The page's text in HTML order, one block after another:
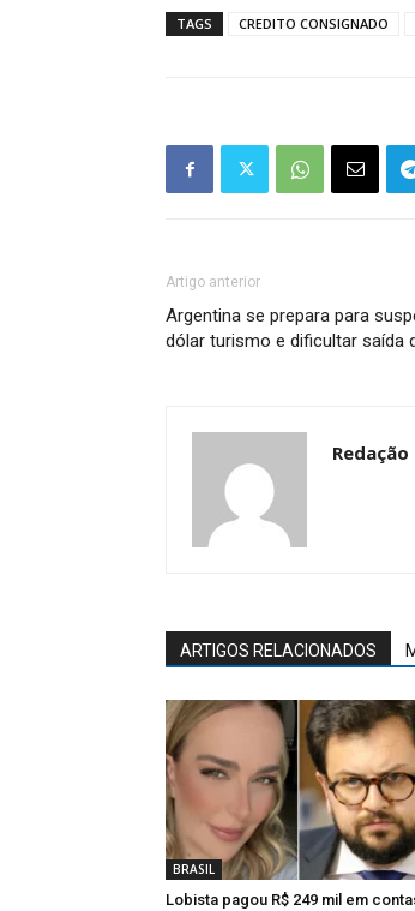
TAGS CREDITO CONSIGNADO
Artigo anterior
Argentina se prepara para
dólar turismo e dificultar saída
Redação
ARTIGOS RELACIONADOS
BRASIL
Lobista pagou R$ 249 mil em